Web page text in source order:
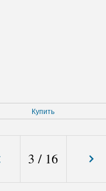
Купить
3 / 16